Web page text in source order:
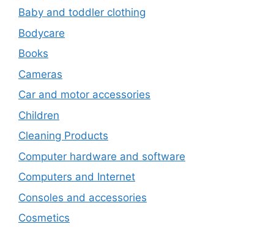
Baby and toddler clothing
Bodycare
Books
Cameras
Car and motor accessories
Children
Cleaning Products
Computer hardware and software
Computers and Internet
Consoles and accessories
Cosmetics